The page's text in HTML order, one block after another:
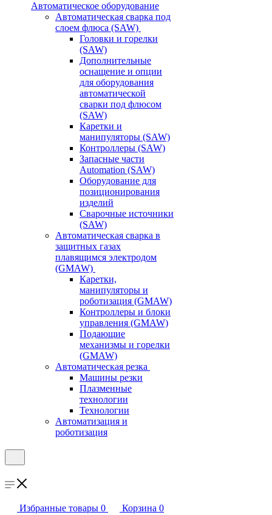
Автоматическое оборудование
Автоматическая сварка под
слоем флюса (SAW)
Головки и горелки
(SAW)
Дополнительные
оснащение и опции
для оборудования
автоматической
сварки под флюсом
(SAW)
Каретки и
манипуляторы (SAW)
Контроллеры (SAW)
Запасные части
Automation (SAW)
Оборудование для
позиционирования
изделий
Сварочные источники
(SAW)
Автоматическая сварка в
защитных газах
плавящимся электродом
(GMAW)
Каретки,
манипуляторы и
роботизация (GMAW)
Контроллеры и блоки
управления (GMAW)
Подающие
механизмы и горелки
(GMAW)
Автоматическая резка
Машины резки
Плазменные
технологии
Технологии
Автоматизация и
роботизация
Избранные товары 0 Корзина 0